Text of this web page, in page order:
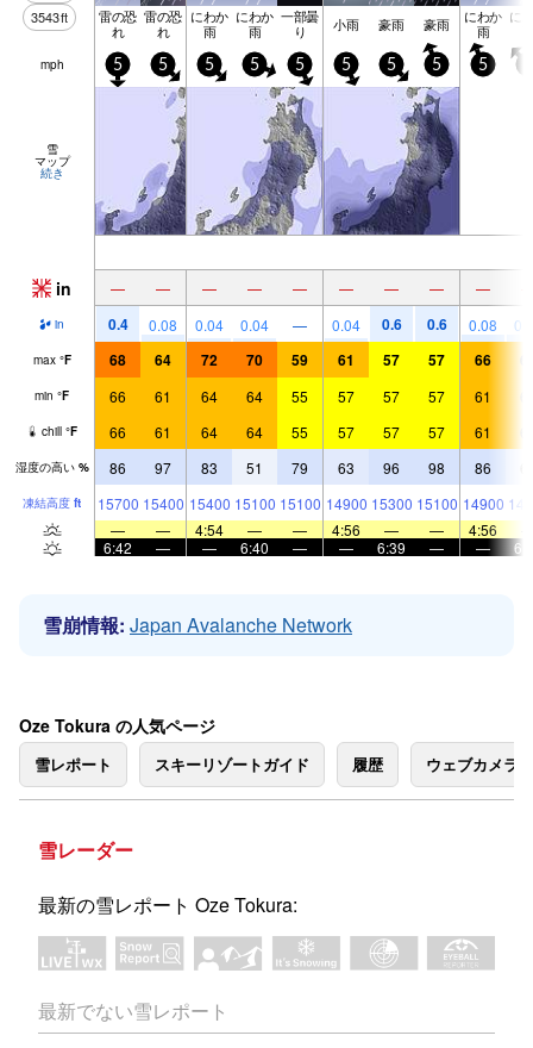
3543ft 雷の恐
れ
雷の恐
れ
にわか
雨
にわか
雨
一部曇
り 小雨 豪雨 豪雨 にわか
雨
に
mph 5 5 5 5 5 5 5 5 5
雪
マップ
続き
in — — — — — — — — —
in 0.4 0.08 0.04 0.04 — 0.04 0.6 0.6 0.08
max °F 68 64 72 70 59 61 57 57 66
min °F 66 61 64 64 55 57 57 57 61
chill °F 66 61 64 64 55 57 57 57 61
湿度の高い % 86 97 83 51 79 63 96 98 86
凍結高度 ft 15700 15400 15400 15100 15100 14900 15300 15100 14900
—
— 4:54 — — 4:56 — — 4:56
6:42
— — 6:40 — — 6:39 — —
雪崩情報: Japan Avalanche Network
Oze Tokura の人気ページ
雪レポート スキーリゾートガイド 履歴 ウェブカメラ
雪レーダー
最新の雪レポート Oze Tokura:
最新でない雪レポート